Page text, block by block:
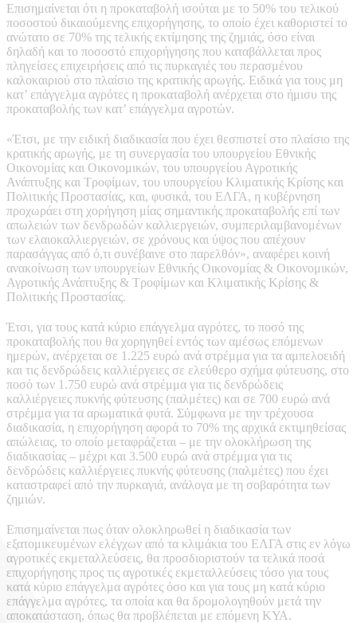
Επισημαίνεται ότι η προκαταβολή ισούται με το 50% του τελικού
ποσοστού δικαιούμενης επιχορήγησης, το οποίο έχει καθοριστεί το
ανώτατο σε 70% της τελικής εκτίμησης της ζημιάς, όσο είναι
δηλαδή και το ποσοστό επιχορήγησης που καταβάλλεται προς
πληγείσες επιχειρήσεις από τις πυρκαγιές του περασμένου
καλοκαιριού στο πλαίσιο της κρατικής αρωγής. Ειδικά για τους μη
κατ’ επάγγελμα αγρότες η προκαταβολή ανέρχεται στο ήμισυ της
προκαταβολής των κατ’ επάγγελμα αγροτών.
«Έτσι, με την ειδική διαδικασία που έχει θεσπιστεί στο πλαίσιο της
κρατικής αρωγής, με τη συνεργασία του υπουργείου Εθνικής
Οικονομίας και Οικονομικών, του υπουργείου Αγροτικής
Ανάπτυξης και Τροφίμων, του υπουργείου Κλιματικής Κρίσης και
Πολιτικής Προστασίας, και, φυσικά, του ΕΛΓΑ, η κυβέρνηση
προχωράει στη χορήγηση μίας σημαντικής προκαταβολής επί των
απωλειών των δενδρωδών καλλιεργειών, συμπεριλαμβανομένων
των ελαιοκαλλιεργειών, σε χρόνους και ύψος που απέχουν
παρασάγγας από ό,τι συνέβαινε στο παρελθόν», αναφέρει κοινή
ανακοίνωση των υπουργείων Εθνικής Οικονομίας & Οικονομικών,
Αγροτικής Ανάπτυξης & Τροφίμων και Κλιματικής Κρίσης &
Πολιτικής Προστασίας.
Έτσι, για τους κατά κύριο επάγγελμα αγρότες, το ποσό της
προκαταβολής που θα χορηγηθεί εντός των αμέσως επόμενων
ημερών, ανέρχεται σε 1.225 ευρώ ανά στρέμμα για τα αμπελοειδή
και τις δενδρώδεις καλλιέργειες σε ελεύθερο σχήμα φύτευσης, στο
ποσό των 1.750 ευρώ ανά στρέμμα για τις δενδρώδεις
καλλιέργειες πυκνής φύτευσης (παλμέτες) και σε 700 ευρώ ανά
στρέμμα για τα αρωματικά φυτά. Σύμφωνα με την τρέχουσα
διαδικασία, η επιχορήγηση αφορά το 70% της αρχικά εκτιμηθείσας
απώλειας, το οποίο μεταφράζεται – με την ολοκλήρωση της
διαδικασίας – μέχρι και 3.500 ευρώ ανά στρέμμα για τις
δενδρώδεις καλλιέργειες πυκνής φύτευσης (παλμέτες) που έχει
καταστραφεί από την πυρκαγιά, ανάλογα με τη σοβαρότητα των
ζημιών.
Επισημαίνεται πως όταν ολοκληρωθεί η διαδικασία των
εξατομικευμένων ελέγχων από τα κλιμάκια του ΕΛΓΑ στις εν λόγω
αγροτικές εκμεταλλεύσεις, θα προσδιοριστούν τα τελικά ποσά
επιχορήγησης προς τις αγροτικές εκμεταλλεύσεις τόσο για τους
κατά κύριο επάγγελμα αγρότες όσο και για τους μη κατά κύριο
επάγγελμα αγρότες, τα οποία και θα δρομολογηθούν μετά την
αποκατάσταση, όπως θα προβλέπεται με επόμενη ΚΥΑ.